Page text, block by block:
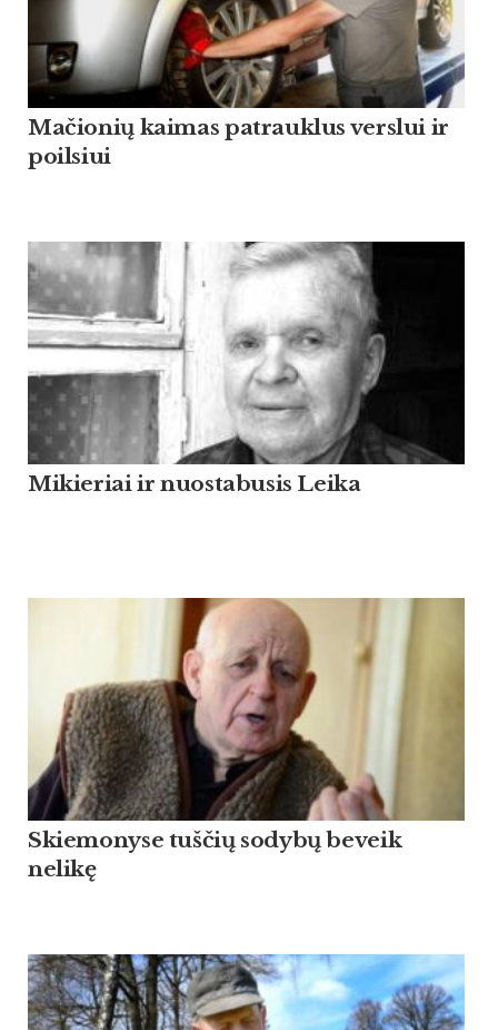
Mačionių kaimas patrauklus verslui ir
poilsiui
Mikieriai ir nuostabusis Leika
Skiemonyse tuščių sodybų beveik
nelikę